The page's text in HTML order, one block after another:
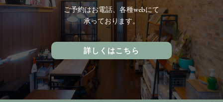
ご予約はお電話、各種webにて
承っております。
詳しくはこちら